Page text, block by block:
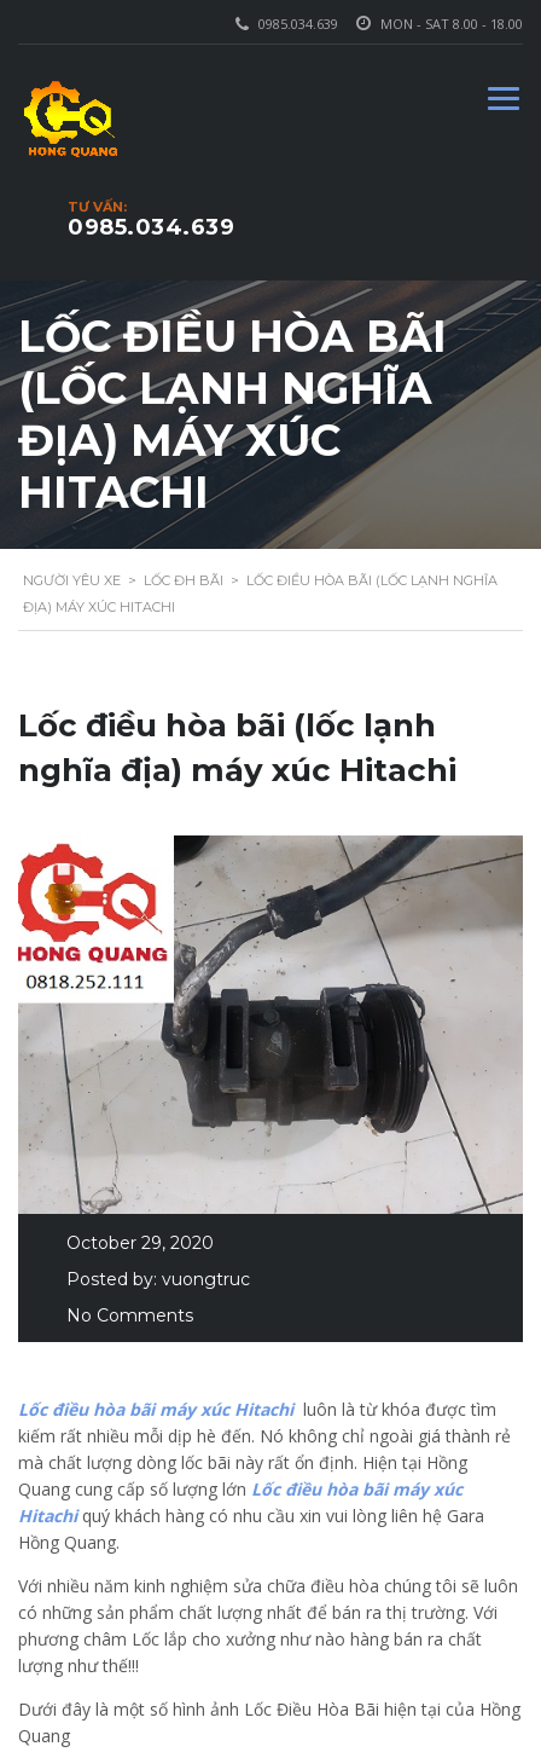
MON - SAT 8.00 - 18.00
0985.034.639
TƯ VẤN:
0985.034.639
LỐC ĐIỀU HÒA BÃI
(LỐC LẠNH NGHĨA
ĐỊA) MÁY XÚC
HITACHI
NGƯỜI YÊU XE > LỐC ĐH BÃI > LỐC ĐIỀU HÒA BÃI (LỐC LẠNH NGHĨA
ĐỊA) MÁY XÚC HITACHI
Lốc điều hòa bãi (lốc lạnh
nghĩa địa) máy xúc Hitachi
October 29, 2020
Posted by: vuongtruc
No Comments
Lốc điều hòa bãi máy xúc Hitachi luôn là từ khóa được tìm
kiếm rất nhiều mỗi dịp hè đến. Nó không chỉ ngoài giá thành rẻ
mà chất lượng dòng lốc bãi này rất ổn định. Hiện tại Hồng
Quang cung cấp số lượng lớn Lốc điều hòa bãi máy xúc
Hitachiquý khách hàng có nhu cầu xin vui lòng liên hệ Gara
Hồng Quang.
Với nhiều năm kinh nghiệm sửa chữa điều hòa chúng tôi sẽ luôn
có những sản phẩm chất lượng nhất để bán ra thị trường. Với
phương châm Lốc lắp cho xưởng như nào hàng bán ra chất
lượng như thế!!!
Dưới đây là một số hình ảnh Lốc Điều Hòa Bãi hiện tại của Hồng
Quang